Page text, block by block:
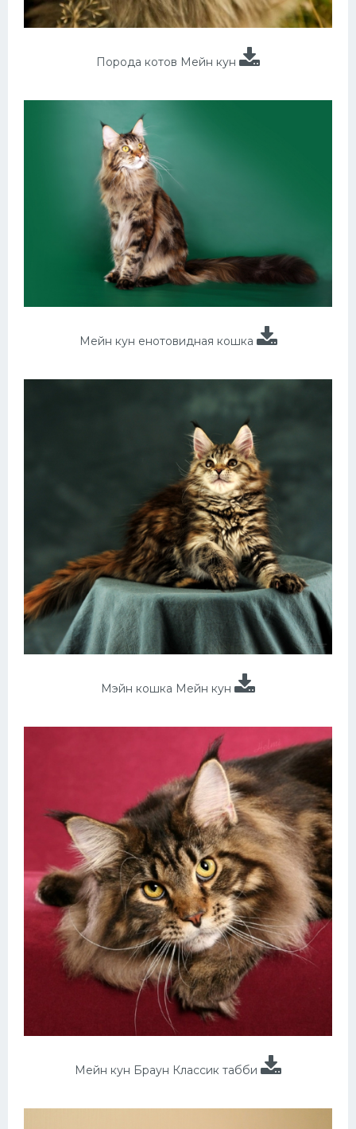
Порода котов Мейн кун
Мейн кун енотовидная кошка
Мэйн кошка Мейн кун
Мейн кун Браун Классик табби